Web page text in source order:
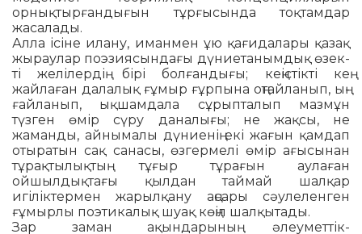
орнықтырған­ды­ғын тұрғысында тоқтамдар
жасалады.
Алла ісіне илану, иманмен ұю қа­ғидалары қазақ
жыраулар поэ­зиясындағы дүниетанымдық өзек­
ті желілердің бірі болғандығы; кеңістікті кең
жайлаған далалық ғұ­мыр ғұрпына оңтайланып, ың­
ғайланып, ықшамдала сұрып­та­лып мазмұн
түзген өмір сүру да­налығы; не жақсы, не
жаманды, айнымалы дүниенің екі жағын қамдап
отыратын сақ санасы, өз­гер­мелі өмір ағысынан
тұрақты­лық­тың тұғыр тұрағын аулаған
ойшылдықтағы қылдан таймай шалқар
игіліктермен жарылқану аң­сары сәулеленген
ғұмырлы поэ­ти­калық шуақ көңіл шалқытады.
Зар заман ақындарының әлеу­мет­тік-